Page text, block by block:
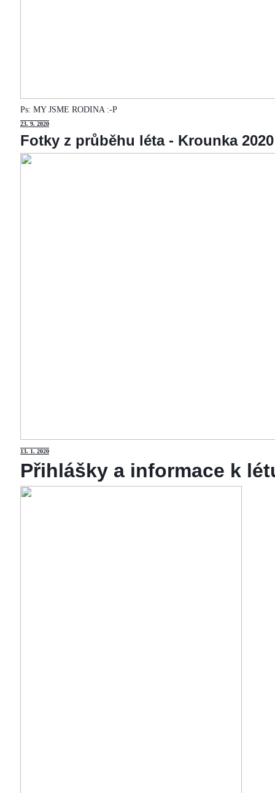
Ps: MY JSME RODINA :-P
23. 9. 2020
Fotky z průběhu léta - Krounka
13. 1. 2020
Přihlášky a informace k